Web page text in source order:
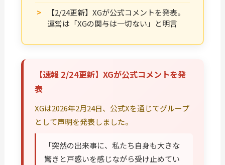
【2/24更新】XGが公式コメントを発表。
運営は「XGの関与は一切ない」と明言
【速報 2/24更新】XGが公式コメントを発
表
XGは2026年2月24日、公式Xを通じてグループ
として声明を発表しました。
「突然の出来事に、私たち自身も大きな
驚きと戸惑いを感じながら受け止めてい